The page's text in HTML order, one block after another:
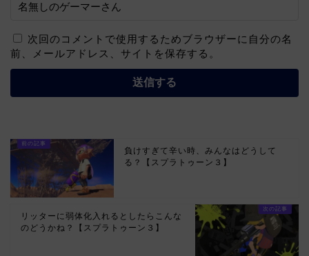
次回のコメントで使用するためブラウザーに自分の名
前、メールアドレス、サイトを保存する。
負けすぎて辛い時、みんなはどうして
る？【スプラトゥーン３】
リッターに弱体化入れるとしたらこんな
のどうかね？【スプラトゥーン３】